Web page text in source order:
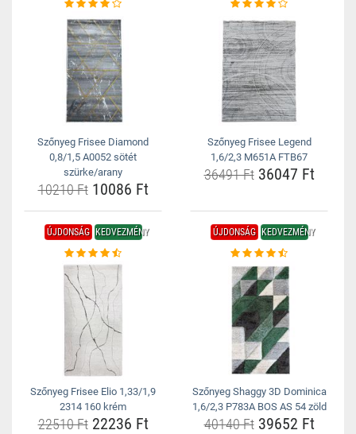
Szőnyeg Frisee Diamond
0,8/1,5 A0052 sötét
szürke/arany
10210 Ft10086 Ft
Szőnyeg Frisee Legend
1,6/2,3 M651A FTB67
36491 Ft36047 Ft
ÚJDONSÁG KEDVEZMÉNY
Szőnyeg Frisee Elio 1,33/1,9
2314 160 krém
22510 Ft22236 Ft
ÚJDONSÁG KEDVEZMÉNY
Szőnyeg Shaggy 3D Dominica
1,6/2,3 P783A BOS AS 54 zöld
40140 Ft39652 Ft